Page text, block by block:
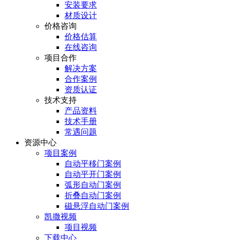
安装要求
材质设计
价格咨询
价格估算
在线咨询
项目合作
解决方案
合作案例
资质认证
技术支持
产品资料
技术手册
常遇问题
资源中心
项目案例
自动平移门案例
自动平开门案例
弧形自动门案例
折叠自动门案例
磁悬浮自动门案例
凯撒视频
项目视频
下载中心